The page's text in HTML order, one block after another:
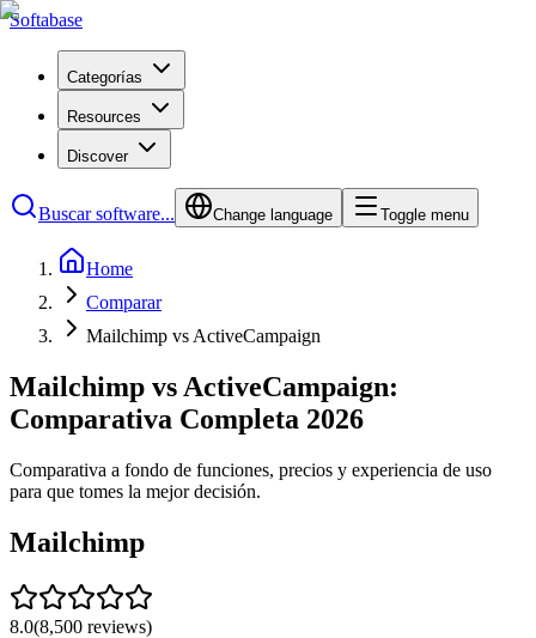
Softabase
Categorías
Resources
Discover
Buscar software... Change language Toggle menu
Home
Comparar
Mailchimp vs ActiveCampaign
Mailchimp vs ActiveCampaign:
Comparativa Completa 2026
Comparativa a fondo de funciones, precios y experiencia de uso
para que tomes la mejor decisión.
Mailchimp
8.0(8,500 reviews)